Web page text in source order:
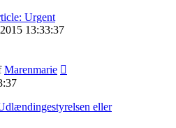
Urgent
13:33:37
Marenmarie
eller